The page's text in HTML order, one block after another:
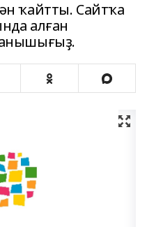
ҡайтты. Сайтҡа
алған